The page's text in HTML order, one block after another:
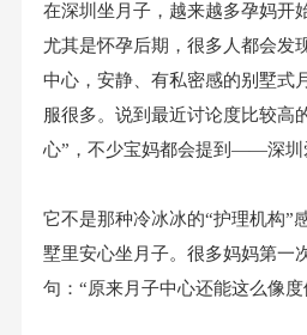
在深圳坐月子，越来越多孕妈开
尤其是怀孕后期，很多人都会发
中心，安静、有私密感的别墅式
服很多。说到最近讨论度比较高
心”，不少宝妈都会提到——深圳
它不是那种冷冰冰的“护理机构”
墅里安心坐月子。很多妈妈第一
句：“原来月子中心还能这么像度